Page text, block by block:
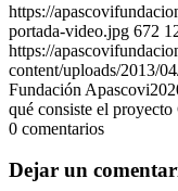
https://
portada-video.jpg 672
https://
content/uploads/2013/
Fundación Apascovi
qué consiste el
0 comentarios
Dejar un